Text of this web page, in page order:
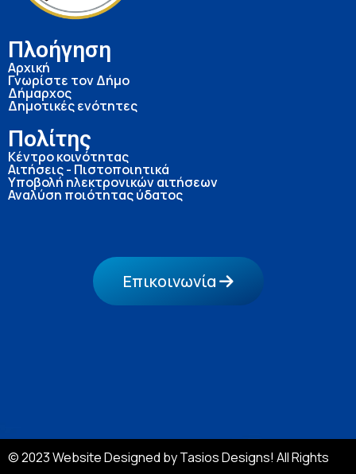
Πλοήγηση
Αρχική
Γνωρίστε τον Δήμο
Δήμαρχος
Δημοτικές ενότητες
Πολίτης
Κέντρο κοινότητας
Αιτήσεις - Πιστοποιητικά
Υποβολή ηλεκτρονικών αιτήσεων
Αναλύση ποιότητας ύδατος
Επικοινωνία
© 2023 Website Designed by Tasios Designs! All Rights